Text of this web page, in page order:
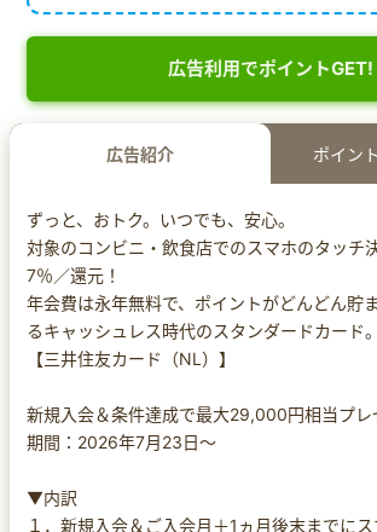
広告利用でポイントGET!
広告紹介 ポイン
ずっと、おトク。いつでも、安心。
対象のコンビニ・飲食店でのスマホのタッチ
7％／還元！
年会費は永年無料で、ポイントがどんどん貯
るキャッシュレス時代のスタンダードカード。
【三井住友カード（NL）】
新規入会＆条件達成で最大29,000円相当プレ
期間：2026年7月23日～
▼内訳
１．新規入会＆ご入会月＋1ヵ月後末までに